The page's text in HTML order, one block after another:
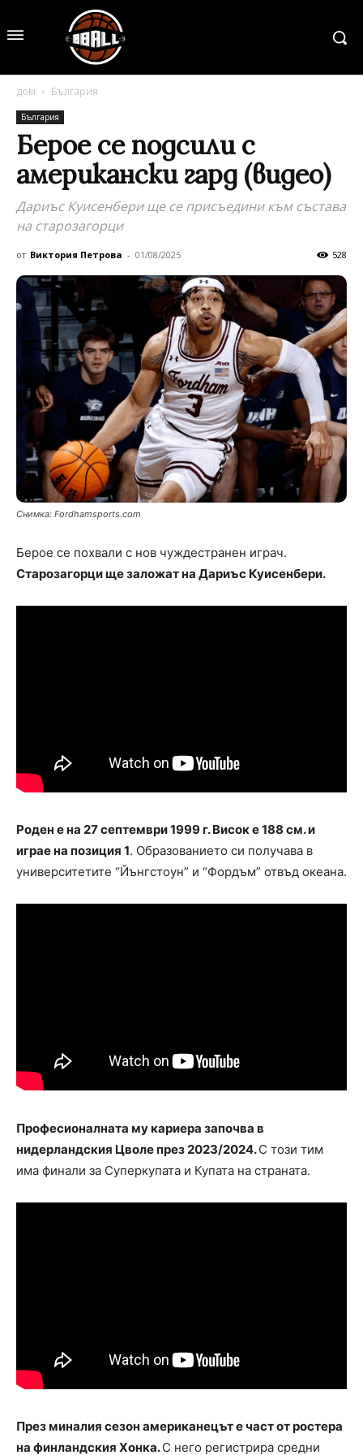
дом България
България
Берое се подсили с
американски гард (видео)
Дариъс Куисенбери ще се присъедини към състава
на старозагорци
от Виктория Петрова - 01/08/2025 528
Снимка: Fordhamsports.com
Берое се похвали с нов чуждестранен играч.
Старозагорци ще заложат на Дариъс Куисенбери.
Роден е на 27 септември 1999 г. Висок е 188 см. и
играе на позиция 1. Образованието си получава в
университетите “Йънгстоун” и “Фордъм” отвъд океана.
Професионалната му кариера започва в
нидерландския Цволе през 2023/2024.С този тим
има финали за Суперкупата и Купата на страната.
През миналия сезон американецът е част от ростера
на финландския Хонка.С него регистрира средни